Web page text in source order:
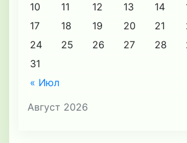
Август 2026
« Июл
10
11 12 13 14
17
18 19 20 21
24
25 26 27 28
31